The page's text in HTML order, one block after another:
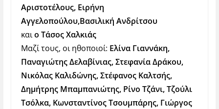
Αριστοτέλους, Ειρήνη
Αγγελοπούλου,Βασιλική Ανδρίτσου
καιο Τάσος Χαλκιάς
Μαζί τους, οι ηθοποιοί: Ελίνα Γιαννάκη,
Παναγιώτης Δελαβίνιας, Στεφανία Δράκου,
Νικόλας Καλιδώνης, Στέφανος Καλτσής,
Δημήτρης Μπαμπανιώτης, Ρίνο Τζάνι, Τζούλι
Τσόλκα, Κωνσταντίνος Τσουμπάρης, Γιώργος